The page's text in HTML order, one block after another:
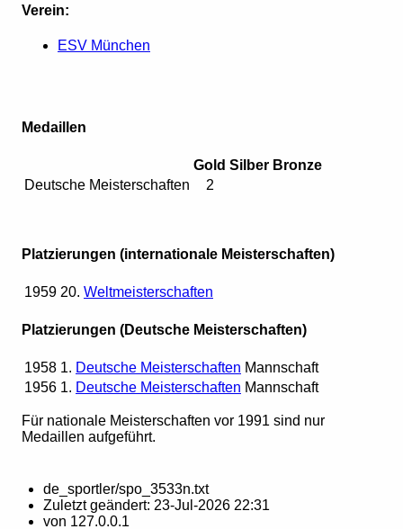
Verein:
ESV München
Medaillen
Gold Silber Bronze
Deutsche Meisterschaften
2
Platzierungen (internationale Meisterschaften)
1959 20. Weltmeisterschaften
Platzierungen (Deutsche Meisterschaften)
1958 1. Deutsche Meisterschaften Mannschaft
1956 1. Deutsche Meisterschaften Mannschaft
Für nationale Meisterschaften vor 1991 sind nur
Medaillen aufgeführt.
de_sportler/spo_3533n.txt
Zuletzt geändert: 23-Jul-2026 22:31
von 127.0.0.1